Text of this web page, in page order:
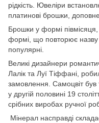
рідкість. Ювеліри
платинові брошки,
Брошки у формі
формі, що повторює назву
популярні.
Великі дизайнери
Лалік та Луї Тіффані,
замовлення. Самоцвіт
у другій половині 19
срібних виробах ручної
Мінерал насправді